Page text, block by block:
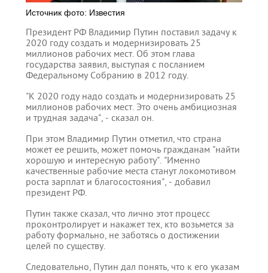
Источник фото: Известия
Президент РФ Владимир Путин поставил задачу к
2020 году создать и модернизировать 25
миллионов рабочих мест. Об этом глава
государства заявил, выступая с посланием
Федеральному Собранию в 2012 году.
"К 2020 году надо создать и модернизировать 25
миллионов рабочих мест. Это очень амбициозная
и трудная задача", - сказал он.
При этом Владимир Путин отметил, что страна
может ее решить, может помочь гражданам "найти
хорошую и интересную работу". "Именно
качественные рабочие места станут локомотивом
роста зарплат и благосостояния", - добавил
президент РФ.
Путин также сказал, что лично этот процесс
проконтролирует и накажет тех, кто возьмется за
работу формально, не заботясь о достижении
целей по существу.
Следовательно, Путин дал понять, что к его указам